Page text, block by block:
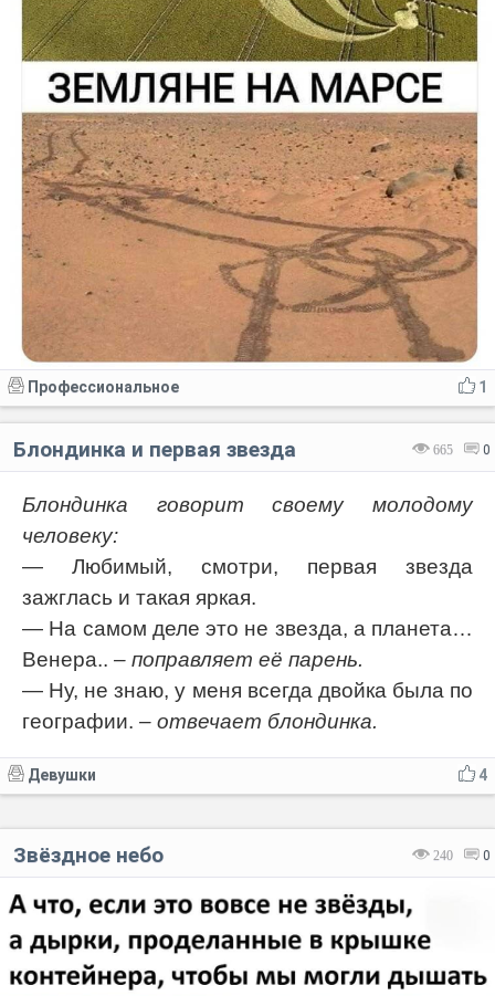
1
Профессиональное
665 0
Блондинка и первая звезда
Блондинка говорит своему молодому
человеку:
— Любимый, смотри, первая звезда
зажглась и такая яркая.
— На самом деле это не звезда, а планета…
Венера.. – поправляет её парень.
— Ну, не знаю, у меня всегда двойка была по
географии. – отвечает блондинка.
4
Девушки
240 0
Звёздное небо